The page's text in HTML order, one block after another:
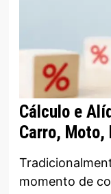
Cálculo e
Carro, Moto,
momento de